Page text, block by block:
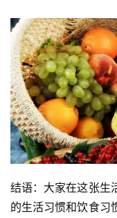
结语：大家在这张生
的生活习惯和饮食习